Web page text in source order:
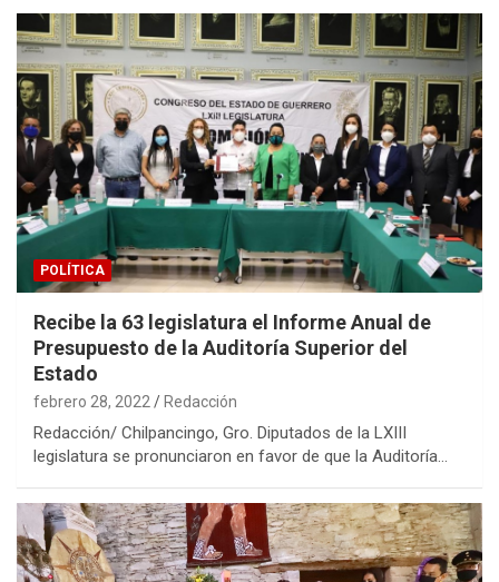
POLÍTICA
Recibe la 63 legislatura el Informe Anual de
Presupuesto de la Auditoría Superior del
Estado
febrero 28, 2022 Redacción
Redacción/ Chilpancingo, Gro. Diputados de la LXIII
legislatura se pronunciaron en favor de que la Auditoría…